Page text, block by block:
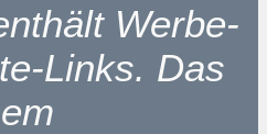
Werbe-
Links. Das